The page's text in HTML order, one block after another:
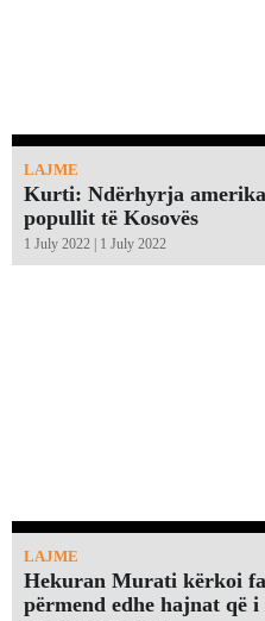
LAJME
Kurti: Ndërhyrja
popullit të Kosovës
1 July 2022 | 1 July 2022
LAJME
Hekuran Murati kërkoi
përmend edhe hajnat që